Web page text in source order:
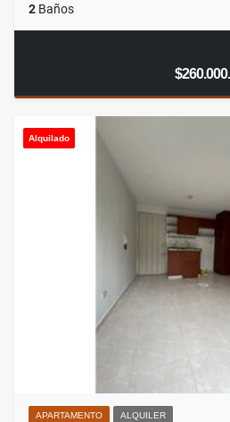
2 Baños
Alquilado
APARTAMENTO ALQUILER